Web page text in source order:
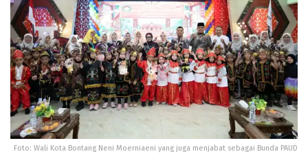
Foto: Wali Kota Bontang Neni Moerniaeni yang juga menjabat sebagai Bunda PAUD